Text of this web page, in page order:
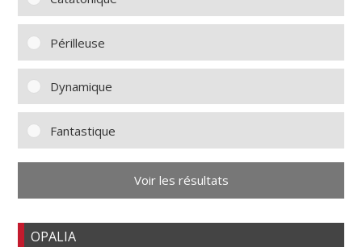
Périlleuse
Dynamique
Fantastique
Voir les résultats
OPALIA